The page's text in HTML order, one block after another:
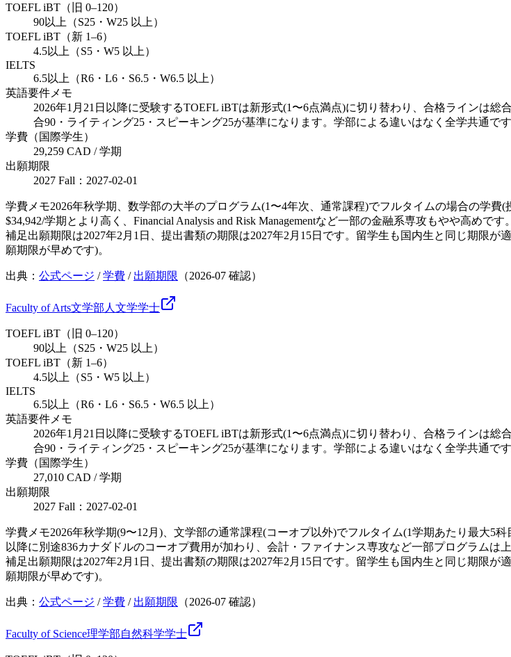
TOEFL iBT（旧 0–120）
90以上（S25・W25 以上）
TOEFL iBT（新 1–6）
4.5以上（S5・W5 以上）
IELTS
6.5以上（R6・L6・S6.5・W6.5 以上）
英語要件メモ
2026年1月21日以降に受験するTOEFL iBTは新形式(1〜6点満点)に切り替わり、合格ラインは
合90・ライティング25・スピーキング25が基準になります。学部による違いはなく全学共通です
学費（国際学生）
29,259 CAD / 学期
出願期限
2027 Fall：2027-02-01
学費メモ2026年秋学期、数学部の大半のプログラム(1〜4年次、通常課程)でフルタイムの場合の学
$34,942/学期とより高く、Financial Analysis and Risk Managementなど一部の金融系専攻もやや高めです。
補足出願期限は2027年2月1日、提出書類の期限は2027年2月15日です。留学生も国内生と同じ期限
願期限が早めです)。
出典： 公式ページ /学費 / 出願期限 （2026-07 確認）
Faculty of Arts文学部 人文学学士
TOEFL iBT（旧 0–120）
90以上（S25・W25 以上）
TOEFL iBT（新 1–6）
4.5以上（S5・W5 以上）
IELTS
6.5以上（R6・L6・S6.5・W6.5 以上）
英語要件メモ
2026年1月21日以降に受験するTOEFL iBTは新形式(1〜6点満点)に切り替わり、合格ラインは
合90・ライティング25・スピーキング25が基準になります。学部による違いはなく全学共通です
学費（国際学生）
27,010 CAD / 学期
出願期限
2027 Fall：2027-02-01
学費メモ2026年秋学期(9〜12月)、文学部の通常課程(コーオプ以外)でフルタイム(1学期あたり最大5
以降に別途836カナダドルのコーオプ費用が加わり、会計・ファイナンス専攻など一部プログラムは
補足出願期限は2027年2月1日、提出書類の期限は2027年2月15日です。留学生も国内生と同じ期限
願期限が早めです)。
出典： 公式ページ /学費 / 出願期限 （2026-07 確認）
Faculty of Science理学部自然科学学士